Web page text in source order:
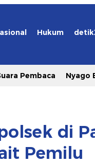
Hukum
Pembaca Nyago
di
Pemilu